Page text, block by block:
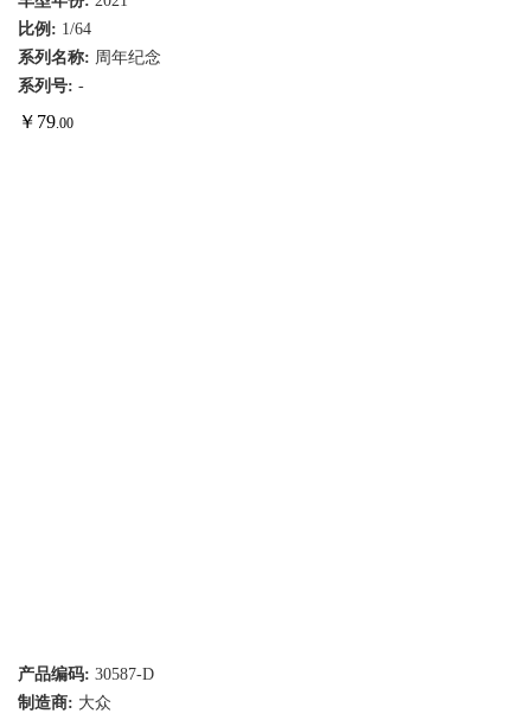
比例: 1/64
系列名称: 周年纪念
系列号: -
￥ 79.00
产品编码: 30587-D
制造商: 大众